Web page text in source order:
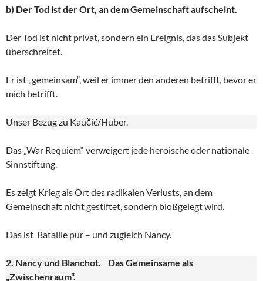
b) Der Tod ist der Ort, an dem Gemeinschaft aufscheint.
Der Tod ist nicht privat, sondern ein Ereignis, das das Subjekt
überschreitet.
Er ist „gemeinsam“, weil er immer den anderen betrifft, bevor er
mich betrifft.
Unser Bezug zu Kaučić/Huber.
Das „War Requiem“ verweigert jede heroische oder nationale
Sinnstiftung.
Es zeigt Krieg als Ort des radikalen Verlusts, an dem
Gemeinschaft nicht gestiftet, sondern bloßgelegt wird.
Das ist Bataille pur – und zugleich Nancy.
2. Nancy und Blanchot. Das Gemeinsame als
„Zwischenraum“.